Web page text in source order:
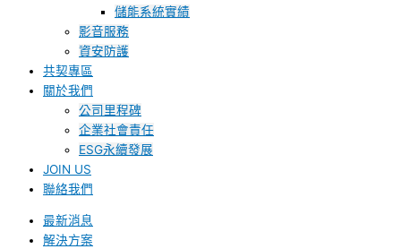
儲能系統實績
影音服務
資安防護
共契專區
關於我們
公司里程碑
企業社會責任
ESG永續發展
JOIN US
聯絡我們
最新消息
解決方案